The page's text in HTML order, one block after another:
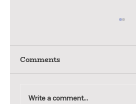
Comments
Write a comment...